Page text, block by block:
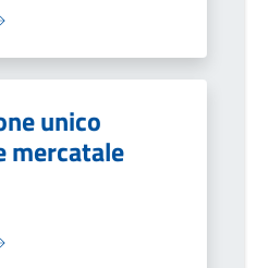
unico
mercatale